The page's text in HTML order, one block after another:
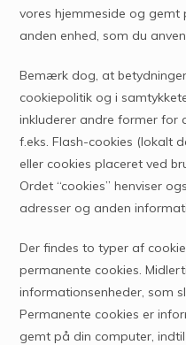
vores hjemmeside og
anden enhed, som du
Bemærk dog, at
cookiepolitik og i
inkluderer andre former for
f.eks. Flash-cookies (lokalt
eller cookies placeret ved
Ordet “cookies” henviser
adresser og anden
Der findes to typer af
permanente cookies.
informationsenheder, som
Permanente cookies er
gemt på din computer,